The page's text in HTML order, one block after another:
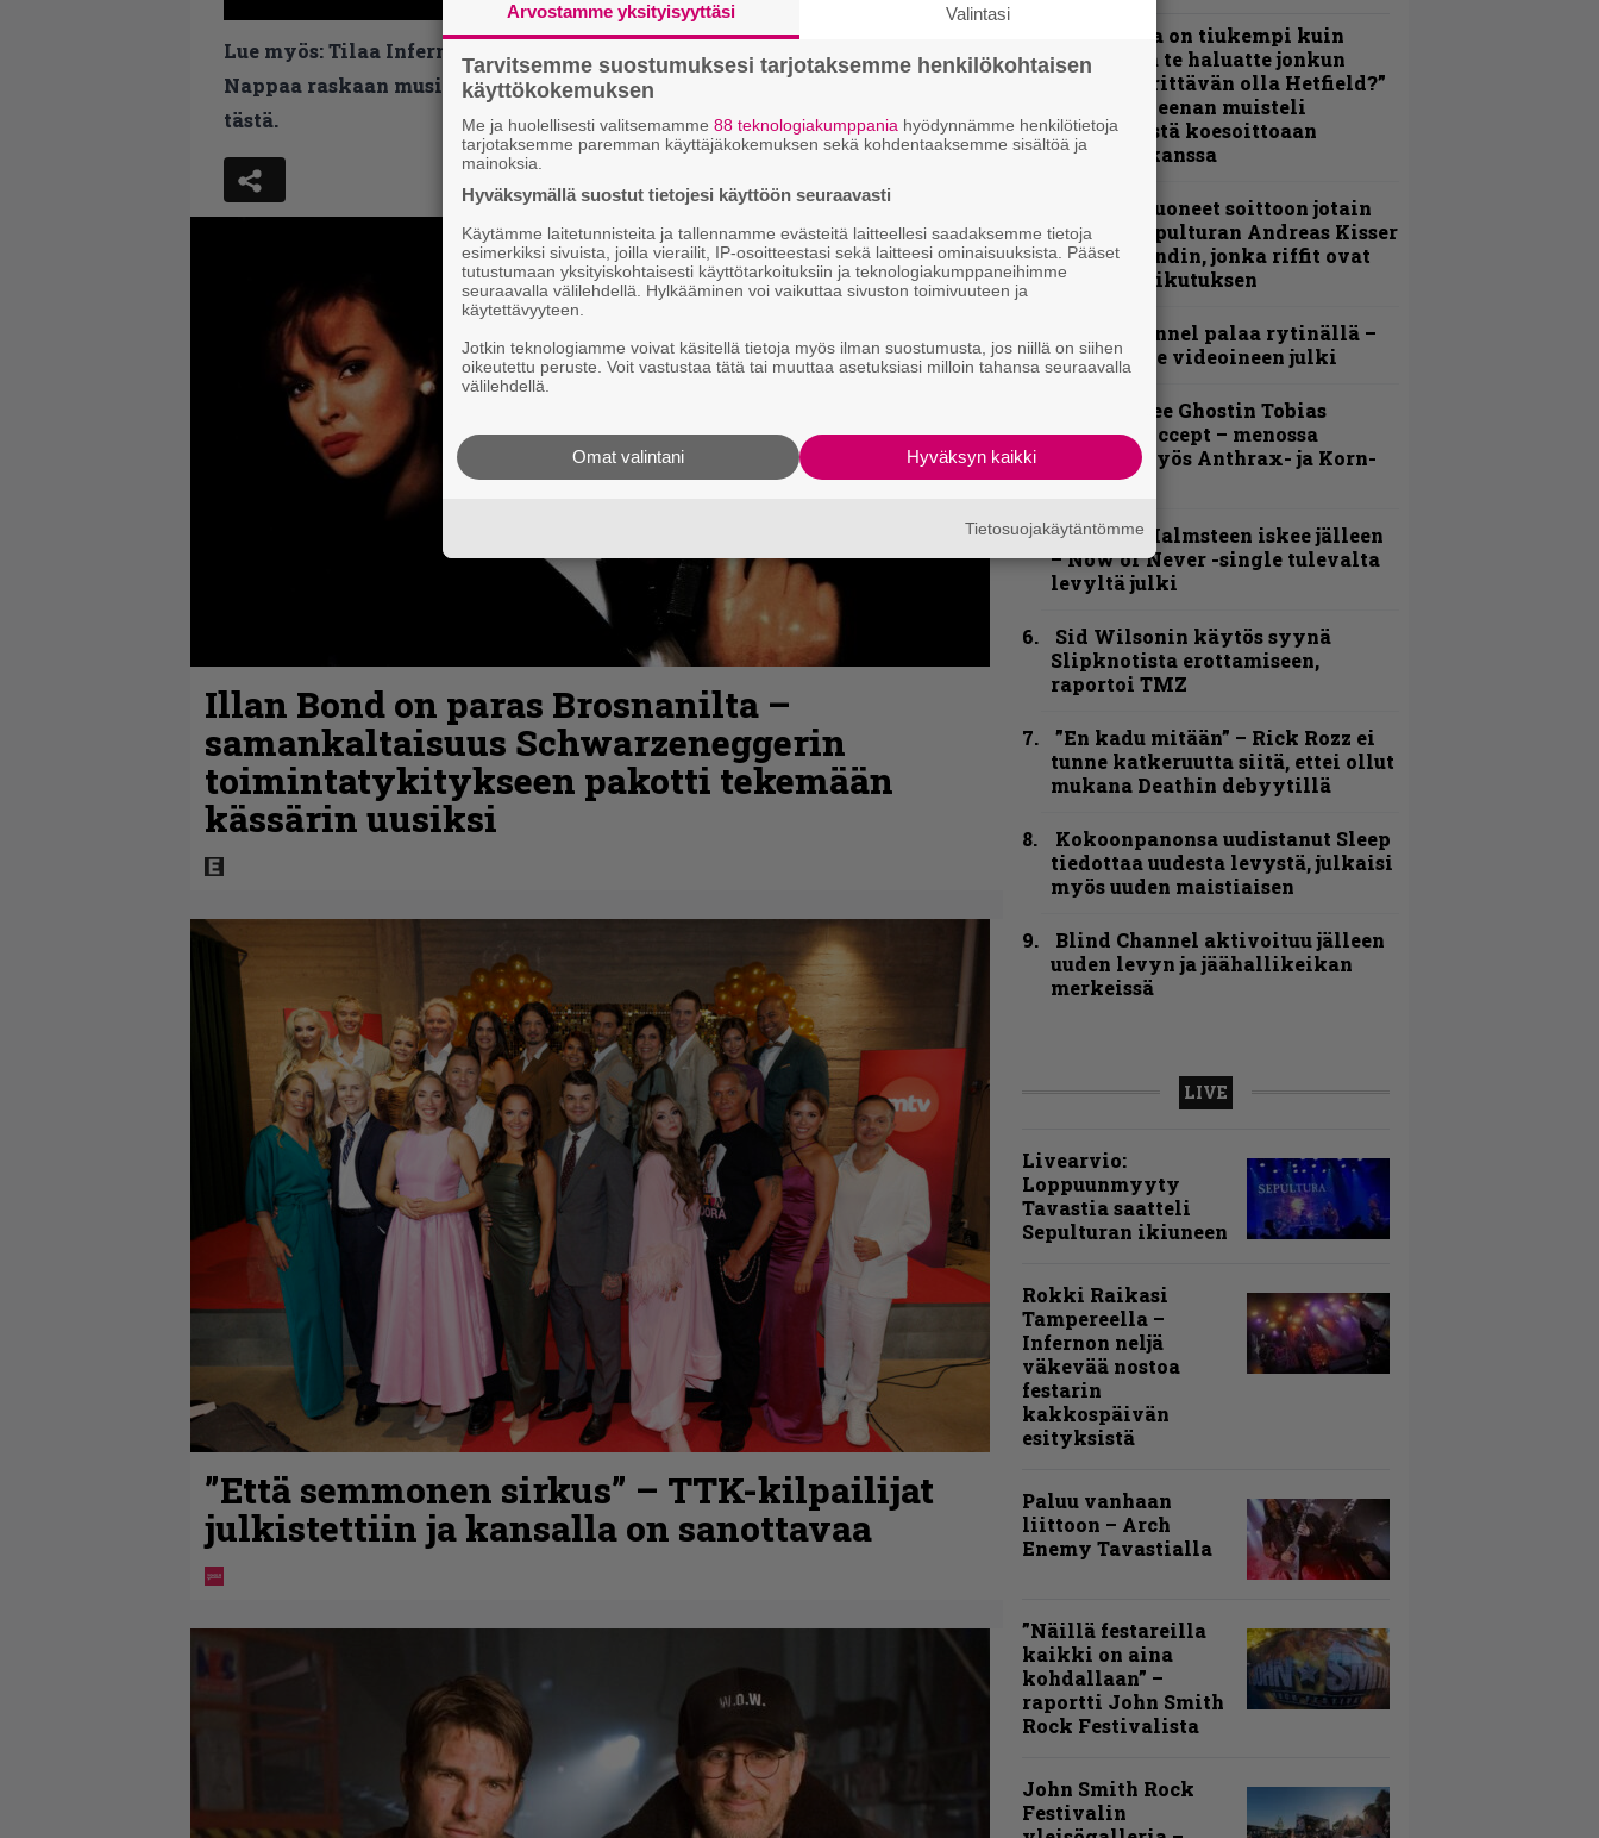
Lue myös:Tilaa Infernon uutiskirje ja tiedät mistä kahvitauolla puhutaan!
Nappaa raskaan musiikin uutiset ja puheenaiheet suoraan sähköpostiin
tästä.
Illan Bond on paras Brosnanilta –
samankaltaisuus Schwarzeneggerin
toimintatykitykseen pakotti tekemään
kässärin uusiksi
”Että semmonen sirkus” – TTK-kilpailijat
julkistettiin ja kansalla on sanottavaa
”Metallica on tiukempi kuin
koskaan ja te haluatte jonkun
nulikan yrittävän olla Hetfield?”
– Pepper Keenan muisteli
ensimmäistä koesoittoaan
hevijätin kanssa
”He ovat tuoneet soittoon jotain
uutta” – Sepulturan Andreas Kisser
nimeää bändin, jonka riffit ovat
tehneet vaikutuksen
Blind Channel palaa rytinällä –
tuplasingle videoineen julki
Näin lähtee Ghostin Tobias
Forgelta Accept – menossa
mukana myös Anthrax- ja Korn-
miehistöä
Yngwie Malmsteen iskee jälleen
– Now or Never -single tulevalta
levyltä julki
Sid Wilsonin käytös syynä
Slipknotista erottamiseen,
raportoi TMZ
”En kadu mitään” – Rick Rozz ei
tunne katkeruutta siitä, ettei ollut
mukana Deathin debyytillä
Kokoonpanonsa uudistanut Sleep
tiedottaa uudesta levystä, julkaisi
myös uuden maistiaisen
Blind Channel aktivoituu jälleen
uuden levyn ja jäähallikeikan
merkeissä
LIVE
Livearvio:
Loppuunmyyty
Tavastia saatteli
Sepulturan ikiuneen
Rokki Raikasi
Tampereella –
Infernon neljä
väkevää nostoa
festarin
kakkospäivän
esityksistä
Paluu vanhaan
liittoon – Arch
Enemy Tavastialla
”Näillä festareilla
kaikki on aina
kohdallaan” –
raportti John Smith
Rock Festivalista
John Smith Rock
Festivalin
Arvostamme yksityisyyttäsi Valintasi
Tarvitsemme suostumuksesi tarjotaksemme henkilökohtaisen
käyttökokemuksen
Me ja huolellisesti valitsemamme 88 teknologiakumppania hyödynnämme henkilötietoja
tarjotaksemme paremman käyttäjäkokemuksen sekä kohdentaaksemme sisältöä ja
mainoksia.
Hyväksymällä suostut tietojesi käyttöön seuraavasti
Käytämme laitetunnisteita ja tallennamme evästeitä laitteellesi saadaksemme tietoja
esimerkiksi sivuista, joilla vierailit, IP-osoitteestasi sekä laitteesi ominaisuuksista. Pääset
tutustumaan yksityiskohtaisesti käyttötarkoituksiin ja teknologiakumppaneihimme
seuraavalla välilehdellä. Hylkääminen voi vaikuttaa sivuston toimivuuteen ja
käytettävyyteen.
Jotkin teknologiamme voivat käsitellä tietoja myös ilman suostumusta, jos niillä on siihen
oikeutettu peruste. Voit vastustaa tätä tai muuttaa asetuksiasi milloin tahansa seuraavalla
välilehdellä.
Hyväksyn kaikki
Omat valintani
Tietosuojakäytäntömme